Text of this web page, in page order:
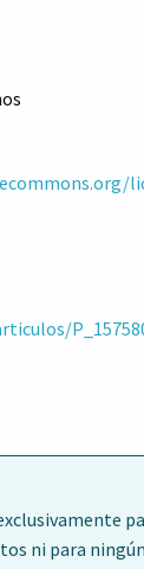
ni para